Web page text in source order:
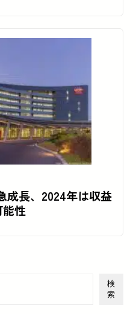
成長、2024年は収益
性
検
索